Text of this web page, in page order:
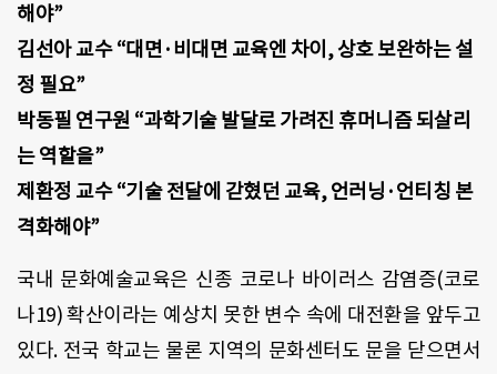
해야”
김선아 교수 “대면·비대면 교육엔 차이, 상호 보완하는 설
정 필요”
박동필 연구원 “과학기술 발달로 가려진 휴머니즘 되살리
는 역할을”
제환정 교수 “기술 전달에 갇혔던 교육, 언러닝·언티칭 본
격화해야”
국내 문화예술교육은 신종 코로나 바이러스 감염증(코로
나19) 확산이라는 예상치 못한 변수 속에 대전환을 앞두고
있다. 전국 학교는 물론 지역의 문화센터도 문을 닫으면서